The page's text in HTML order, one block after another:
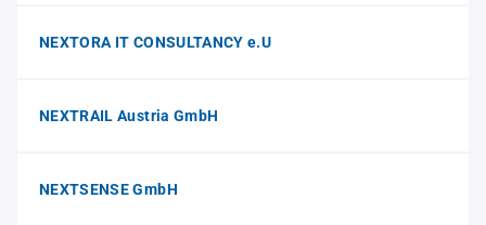
NEXTORA IT CONSULTANCY e.U
NEXTRAIL Austria GmbH
NEXTSENSE GmbH